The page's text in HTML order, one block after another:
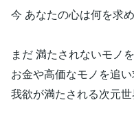
今 あなたの心は何を求
まだ 満たされないモノ
お金や高価なモノを追
我欲が満たされる次元